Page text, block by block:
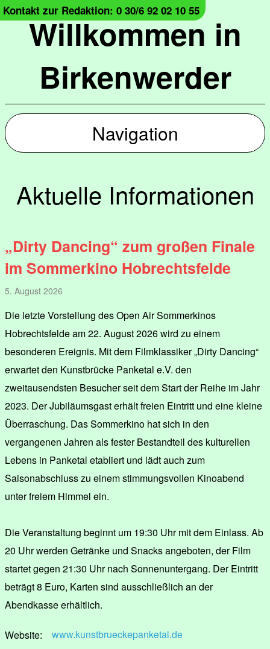
Willkommen in
Birkenwerder
Kontakt zur Redaktion: 0 30/6 92 02 10 55
Navigation
Aktuelle Informationen
„Dirty Dancing“ zum großen Finale
im Sommerkino Hobrechtsfelde
5. August 2026
Die letzte Vorstellung des Open Air Sommerkinos
Hobrechtsfelde am 22. August 2026 wird zu einem
besonderen Ereignis. Mit dem Filmklassiker „Dirty Dancing“
erwartet den Kunstbrücke Panketal e.V. den
zweitausendsten Besucher seit dem Start der Reihe im Jahr
2023. Der Jubiläumsgast erhält freien Eintritt und eine kleine
Überraschung. Das Sommerkino hat sich in den
vergangenen Jahren als fester Bestandteil des kulturellen
Lebens in Panketal etabliert und lädt auch zum
Saisonabschluss zu einem stimmungsvollen Kinoabend
unter freiem Himmel ein.
Die Veranstaltung beginnt um 19:30 Uhr mit dem Einlass. Ab
20 Uhr werden Getränke und Snacks angeboten, der Film
startet gegen 21:30 Uhr nach Sonnenuntergang. Der Eintritt
beträgt 8 Euro, Karten sind ausschließlich an der
Abendkasse erhältlich.
Website:
www.kunstbrueckepanketal.de